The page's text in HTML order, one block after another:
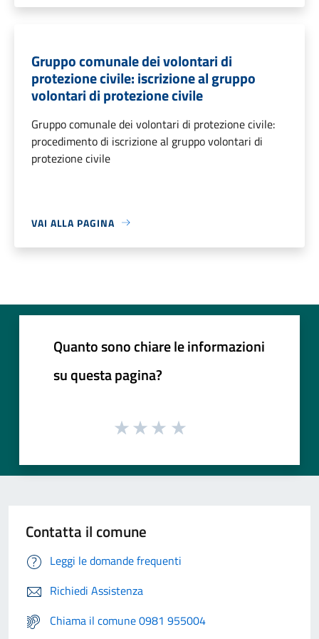
Gruppo comunale dei volontari di
protezione civile: iscrizione al gruppo
volontari di protezione civile
Gruppo comunale dei volontari di protezione civile:
procedimento di iscrizione al gruppo volontari di
protezione civile
VAI ALLA PAGINA
Quanto sono chiare le informazioni
su questa pagina?
Contatta il comune
Leggi le domande frequenti
Richiedi Assistenza
Chiama il comune 0981 955004